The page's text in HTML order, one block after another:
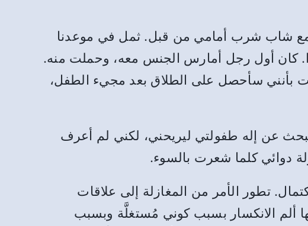
شاب شرب أمامي من قبل. ثمل في موعدنا
كان أول رجل أمارس الجنس معه، وحملت منه.
بأنني سأحصل على الطلاق بعد مجيء الطفل،
عن إله طفولتي ليريحني، لكني لم أعرف
دوائي كلما شعرت بالسوء.
تطور الأمر من المغازلة إلى علاقات
ألم الانكسار بسبب كوني مُستغلَّة وبسبب